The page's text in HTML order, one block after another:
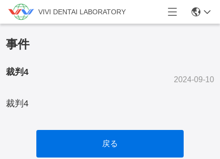
VIVI DENTAI LABORATORY
事件
裁判4
2024-09-10
裁判4
戻る